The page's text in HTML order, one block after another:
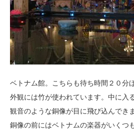
ベトナム館。こちらも待ち時間２０分
外観には竹が使われています。中に入
観音のような銅像が目に飛び込んできま
銅像の前にはベトナムの楽器がいくつ